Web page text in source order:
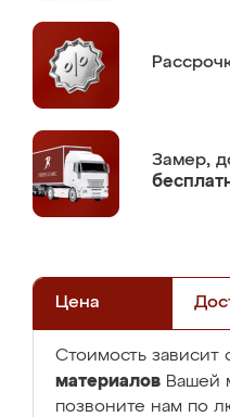
Замер,
Цена
Стоимость зависит
материалов Вашей
позвоните нам по